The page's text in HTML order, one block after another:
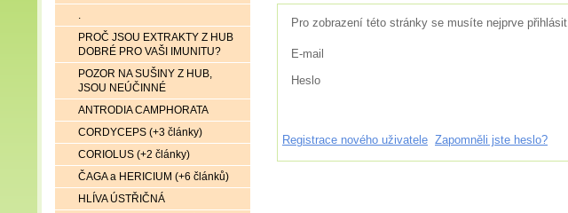
Pro zobrazení této stránky se musíte nejprve přihlásit.
E-mail
Heslo
Registrace nového uživatele Zapomněli jste heslo?
.
PROČ JSOU EXTRAKTY Z HUB
DOBRÉ PRO VAŠI IMUNITU?
POZOR NA SUŠINY Z HUB,
JSOU NEÚČINNÉ
ANTRODIA CAMPHORATA
CORDYCEPS (+3 články)
CORIOLUS (+2 články)
ČAGA a HERICIUM (+6 článků)
HLÍVA ÚSTŘIČNÁ